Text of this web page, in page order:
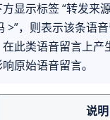
显示标签 “转发来
>”，则表示该条语
此类语音留言上产
原始语音留言。
说明